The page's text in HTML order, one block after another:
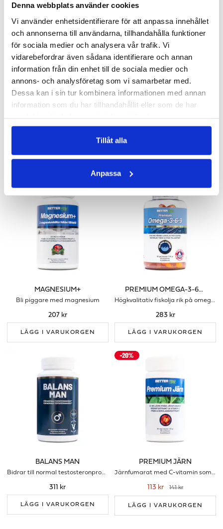
Denna webbplats använder cookies
Vi använder enhetsidentifierare för att anpassa innehållet
och annonserna till användarna, tillhandahålla funktioner
för sociala medier och analysera vår trafik. Vi
vidarebefordrar även sådana identifierare och annan
information från din enhet till de sociala medier och
annons- och analysföretag som vi samarbetar med.
Dessa kan i sin tur kombinera informationen med annan
information som du har tillhandahållit eller som de har
Tillåt alla
Anpassa
KOLLAGEN
Bra för hud & leder
279 kr 349 kr
MULTIVITAMIN MAN
207 kr
ANDRA KÖPTE
MAGNESIUM+
Bli piggare med magnesium
207 kr
LÄGG I VARUKORGEN
PREMIUM OMEGA-3-6-9
Högkvalitativ fiskolja rik på omega-3,6 & 9
283 kr
LÄGG I VARUKORGEN
BALANS MAN
Bidrar till normal testosteronproduktion, energi och lust
311 kr
LÄGG I VARUKORGEN
PREMIUM JÄRN
Järnfumarat med C-vitamin som förbrättrar upptaget
113 kr 141 kr
LÄGG I VARUKORGEN